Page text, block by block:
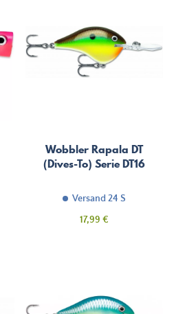
Wobbler Rapala DT
(Dives-To) Serie DT16
Versand 24 S
Preis
17,99 €